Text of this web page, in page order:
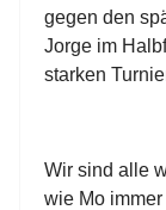
gegen den
Jorge im
starken
Wir sind alle
wie Mo